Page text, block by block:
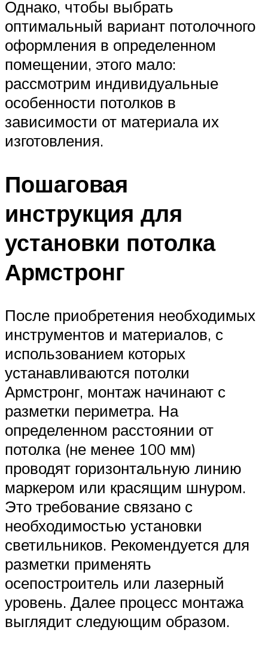
Однако, чтобы выбрать
оптимальный вариант потолочного
оформления в определенном
помещении, этого мало:
рассмотрим индивидуальные
особенности потолков в
зависимости от материала их
изготовления.
Пошаговая
инструкция для
установки потолка
Армстронг
После приобретения необходимых
инструментов и материалов, с
использованием которых
устанавливаются потолки
Армстронг, монтаж начинают с
разметки периметра. На
определенном расстоянии от
потолка (не менее 100 мм)
проводят горизонтальную линию
маркером или красящим шнуром.
Это требование связано с
необходимостью установки
светильников. Рекомендуется для
разметки применять
осепостроитель или лазерный
уровень. Далее процесс монтажа
выглядит следующим образом.